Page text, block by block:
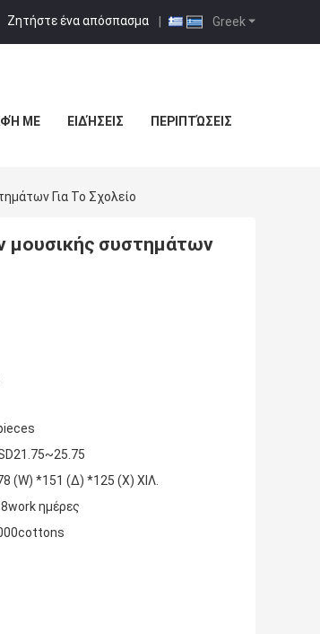
Greek
Ζητήστε ένα απόσπασμα |
ΜΕ ΕΙΔΉΣΕΙΣ ΠΕΡΙΠΤΏΣΕΙΣ
Για Το Σχολείο
μουσικής συστημάτων
(W) *151 (Δ) *125 (Χ) ΧΙΛ.
ημέρες